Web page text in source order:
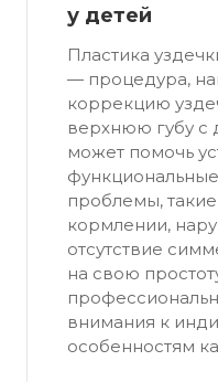
у детей
Пластика
— процедура,
коррекцию
верхнюю губу с
может помочь
проблемы,
кормлении,
отсутствие
на свою
внимания к
особенностям